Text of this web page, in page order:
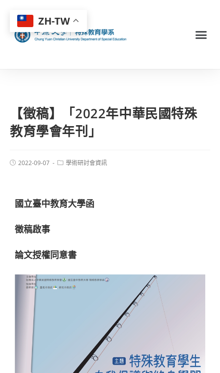
【徵稿】「2022年中華民國特殊
教育學會年刊」
2022-09-07 學術研討會資訊
國立臺中教育大學函
徵稿啟事
論文授權同意書
ZH-TW